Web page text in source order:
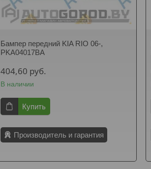
Бампер передний KIA RIO 06-,
PKA04017BA
404,60 руб.
В наличии
Купить
Производитель и гарантия